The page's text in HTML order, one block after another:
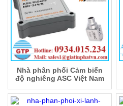
Nhà phân phối Cảm biến
độ nghiêng ASC Việt Nam